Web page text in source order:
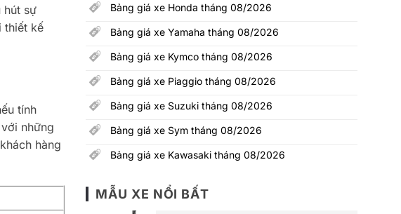
hút sự
thiết kế
tính
những
hàng
Bảng giá xe Honda tháng 08/2026
Bảng giá xe Yamaha tháng 08/2026
Bảng giá xe Kymco tháng 08/2026
Bảng giá xe Piaggio tháng 08/2026
Bảng giá xe Suzuki tháng 08/2026
Bảng giá xe Sym tháng 08/2026
Bảng giá xe Kawasaki tháng 08/2026
MẪU XE NỔI BẤT